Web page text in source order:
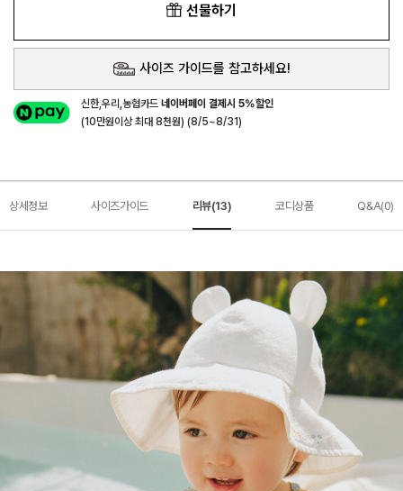
선물하기
사이즈 가이드를 참고하세요!
신한,우리,농협카드네이버페이 결제시 5%할인
(10만원이상 최대 8천원) (8/5~8/31)
상세정보 사이즈가이드 리뷰(13) 코디상품 Q&A(0)